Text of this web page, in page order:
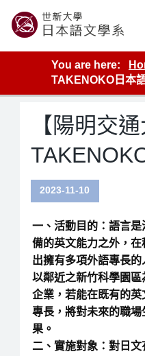
content
世新大學教學單位的網站
You are here:
TAKENOKO日本
【陽明交
2023-11-10
一、活動目的：語言
備的英文能力之外，
出擁有多項外語專長的
以鄰近之新竹科學園
企業，若能在既有的
專長，將對未來的職
果。
二、實施對象：對日